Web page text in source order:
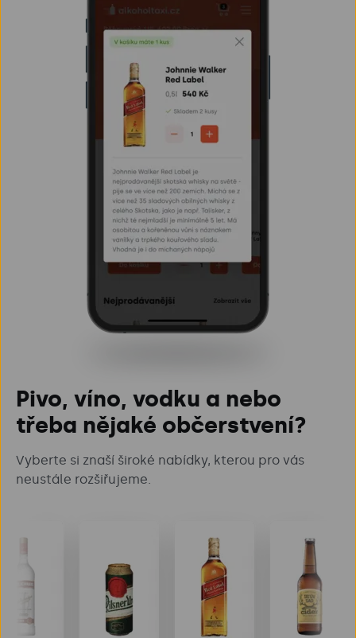
Pivo, víno, vodku a nebo
třeba nějaké občerstvení?
Vyberte si znaší široké nabídky, kterou pro vás
neustále rozšiřujeme.